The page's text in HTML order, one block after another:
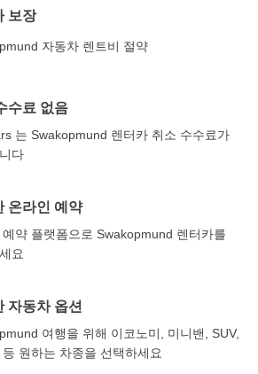
보장
자동차 렌트비 절약
수료 없음
는 Swakopmund 렌터카 취소 수수료가
다
온라인 예약
예약 플랫폼으로 Swakopmund 렌터카를
요
자동차 옵션
여행을 위해 이코노미, 미니밴, SUV,
등 원하는 차종을 선택하세요